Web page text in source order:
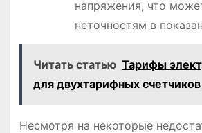
напряжения, что
неточностям в
Читать статью Тарифы
для двухтарифных счетчиков
Несмотря на некоторые